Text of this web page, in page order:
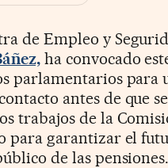
de Empleo y
ha convocado
parlamentarios para
antes de que
trabajos de la
para garantizar el
de las pensiones.